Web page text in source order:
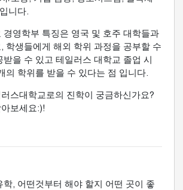
니다.
경영학부 특징은 영국 및 호주 대학들과
학생들에게 해외 학위 과정을 공부할 수
받을 수 있고 테일러스 대학교 졸업 시
의 학위를 받을 수 있다는 점 입니다.
스대학교로의 진학이 궁금하신가요?
보세요:)!
학, 어떤것부터 해야 할지 어떤 곳이 좋